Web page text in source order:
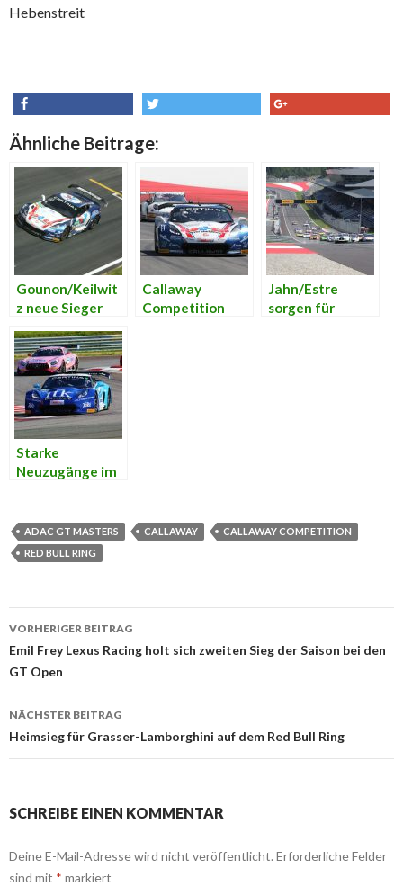
Hebenstreit
share
Ähnliche Beitrage:
Gounon/Keilwit
z neue Sieger
nach
Wertungsaussc
hluss von
Stoll/Vanthoor
Callaway
Competition
Jahn/Estre
sorgen für
Starke
Neuzugänge im
2017
ADAC GT MASTERS CALLAWAY
CALLAWAY COMPETITION
RED BULL RING
Beitrags-
Navigation
VORHERIGER BEITRAG
Emil Frey Lexus Racing holt sich zweiten Sieg der Saison bei den
GT Open
NÄCHSTER BEITRAG
Heimsieg für Grasser-Lamborghini auf dem Red Bull Ring
SCHREIBE EINEN KOMMENTAR
Deine E-Mail-Adresse wird nicht veröffentlicht. Erforderliche Felder
sind mit * markiert